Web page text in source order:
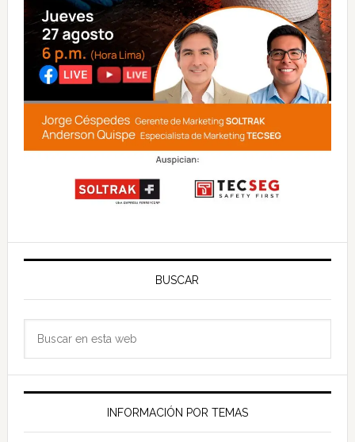
BUSCAR
web
INFORMACIÓN POR TEMAS